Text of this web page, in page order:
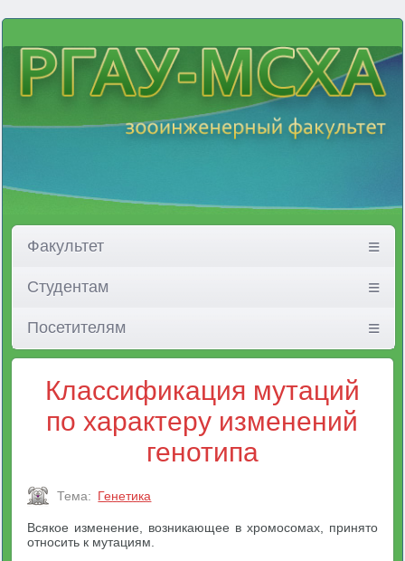
Факультет
Студентам
Посетителям
Классификация мутаций
по характеру изменений
генотипа
Тема: Генетика
Всякое изменение, возникающее в хромосомах, принято
относить к мутациям.